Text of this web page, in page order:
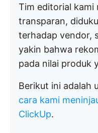
Tim editorial kami
transparan,
terhadap vendor,
yakin bahwa
pada nilai produk
Berikut ini adalah
cara kami
ClickUp.